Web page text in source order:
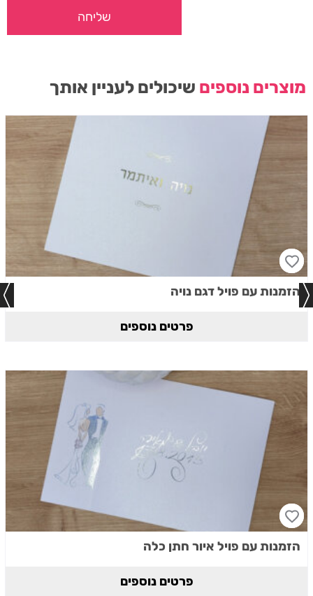
מוצרים נוספים שיכולים לעניין אותך
הזמנות עם פויל דגם נויה
פרטים נוספים
הזמנות עם פויל איור חתן כלה
פרטים נוספים